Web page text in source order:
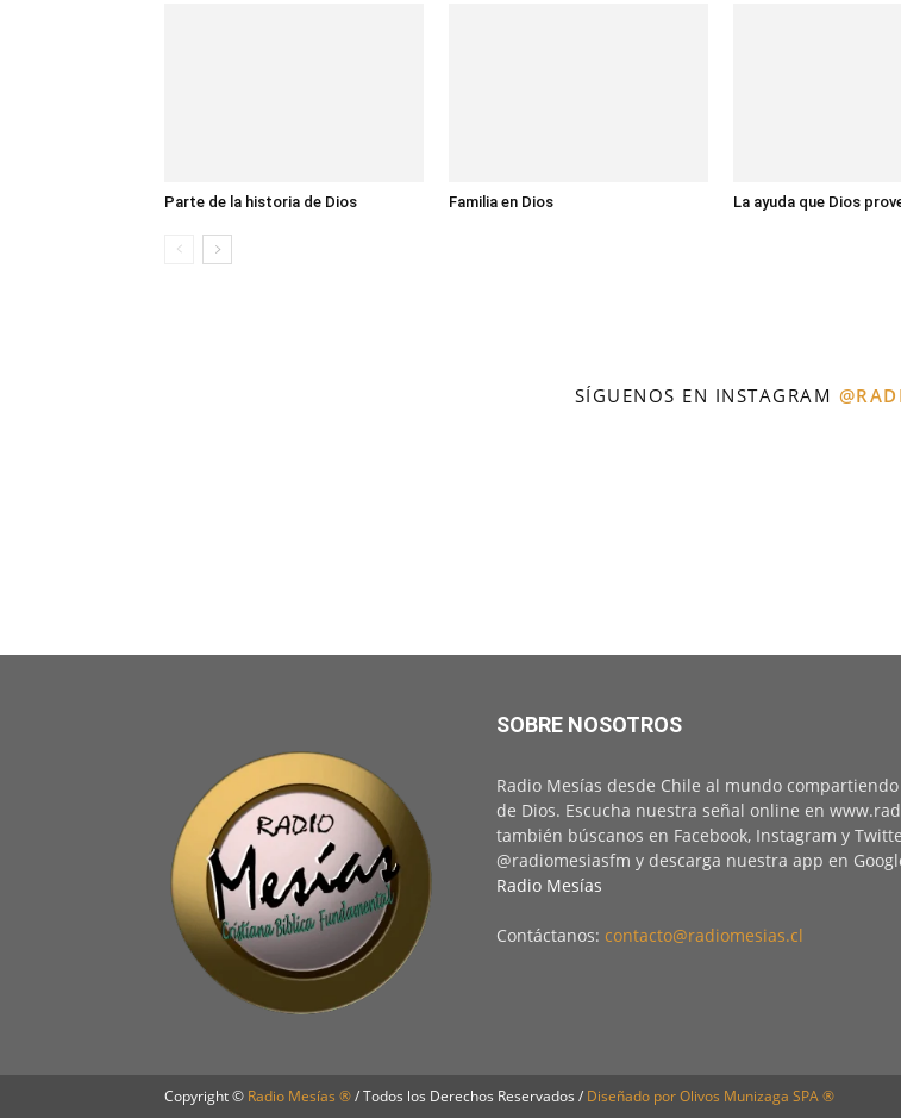
Parte de la historia de Dios Familia en Dios La ayuda que Dios
SÍGUENOS EN INSTAGRAM
SOBRE NOSOTROS
Radio Mesías desde Chile al mundo
de Dios. Escucha nuestra señal online en
también búscanos en Facebook, Instagram y
@radiomesiasfm y descarga nuestra app en
Radio Mesías
Contáctanos: contacto@radiomesias.cl
Copyright © Radio Mesías ®/ Todos los Derechos Reservados / Diseñado por Olivos Munizaga SPA ®